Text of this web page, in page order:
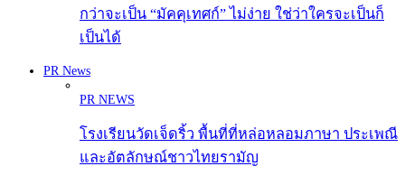
กว่าจะเป็น “มัคคุเทศก์” ไม่ง่าย ใช่ว่าใครจะเป็นก็
เป็นได้
PR News
PR NEWS
โรงเรียนวัดเจ็ดริ้ว พื้นที่ที่หล่อหลอมภาษา ประเพณี
และอัตลักษณ์ชาวไทยรามัญ